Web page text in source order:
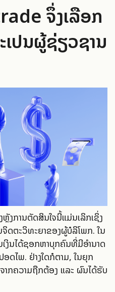
ຈຶ່ງເລືອກ
ປັນຜູ້ຊ່ຽວຊານ
ງການຕັດສິນໃຈນີ້ແມ່ນເລິກເຊິ່ງ
ດຕະວິທະຍາຂອງຜູ້ບໍລິໂພກ. ໃນ
ງິນໄດ້ຊອກຫາບຸກຄົນທີ່ມີອຳນາດ
ດໄພ. ຢ່າງໃດກໍຕາມ, ໃນຍຸກ
ກຄວາມຖືກຕ້ອງ ແລະ ຜົນໄດ້ຮັບ